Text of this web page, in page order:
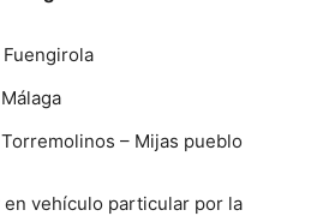
Fuengirola
– Mijas pueblo
en vehículo particular por la